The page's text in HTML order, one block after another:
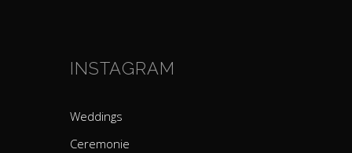
INSTAGRAM
Weddings
Ceremonie